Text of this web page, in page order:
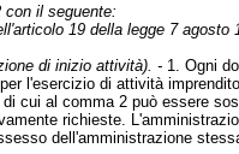
con il seguente:
19 della legge 7
di inizio attività). -1. Ogni
l'esercizio di attività
cui al comma 2 può essere
richieste.
dell'amministrazione